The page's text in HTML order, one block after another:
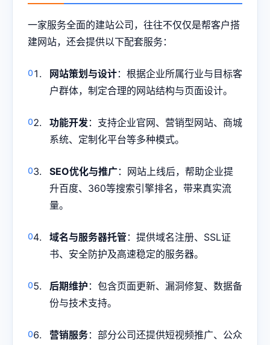
一家服务全面的建站公司，往往不仅仅是帮客户搭
建网站，还会提供以下配套服务：
网站策划与设计：根据企业所属行业与目标客
户群体，制定合理的网站结构与页面设计。
功能开发：支持企业官网、营销型网站、商城
系统、定制化平台等多种模式。
SEO优化与推广：网站上线后，帮助企业提
升百度、360等搜索引擎排名，带来真实流
量。
域名与服务器托管：提供域名注册、SSL证
书、安全防护及高速稳定的服务器。
后期维护 ：包含页面更新、漏洞修复、数据备
份与技术支持。
营销服务：部分公司还提供短视频推广、公众